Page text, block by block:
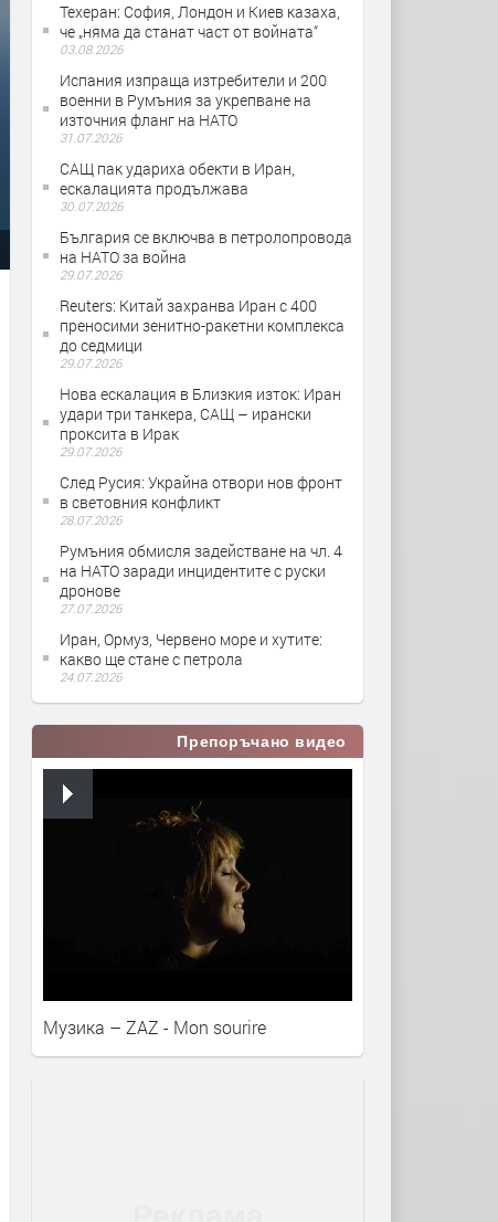
Teхеран: София, Лондон и Киев казаха,
че „няма да станат част от войната“
03.08.2026
Испания изпраща изтребители и 200
военни в Румъния за укрепване на
източния фланг на НАТО
31.07.2026
САЩ пак удариха обекти в Иран,
ескалацията продължава
30.07.2026
България се включва в петролопровода
на НАТО за война
29.07.2026
Reuters: Китай захранва Иран с 400
преносими зенитно-ракетни комплекса
до седмици
29.07.2026
Нова ескалация в Близкия изток: Иран
удари три танкера, САЩ – ирански
проксита в Ирак
29.07.2026
След Русия: Украйна отвори нов фронт
в световния конфликт
28.07.2026
Румъния обмисля задействане на чл. 4
на НАТО заради инцидентите с руски
дронове
27.07.2026
Иран, Ормуз, Червено море и хутите:
какво ще стане с петрола
24.07.2026
Препоръчано видео
Музика – ZAZ - Mon sourire